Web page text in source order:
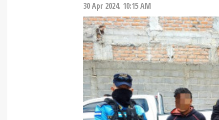
30 Apr 2024. 10:15 AM